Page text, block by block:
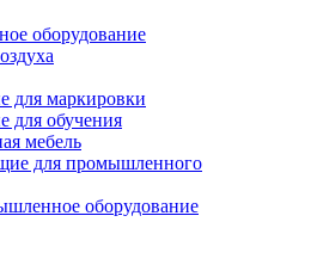
оборудование
для маркировки
для обучения
мебель
для промышленного
оборудование